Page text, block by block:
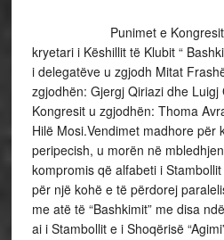
Punimet e Kongresit i
kryetari i Këshillit të Klubit “
i delegatëve u zgjodh Mitat
zgjodhën: Gjergj Qiriazi dhe
Kongresit u zgjodhën: Thoma
Hilë Mosi.Vendimet madhore për
peripecish, u morën në
kompromis që alfabeti i
për një kohë e të përdorej
me atë të “Bashkimit” me disa
ai i Stambollit e i Shoqërisë